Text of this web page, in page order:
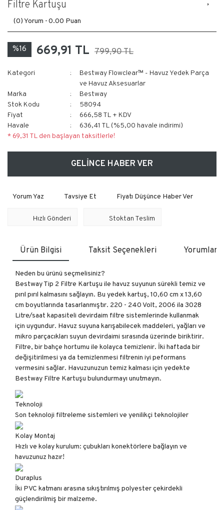
Filtre Kartuşu
(0) Yorum -0.00 Puan
%16 669,91 TL 799,90 TL
Kategori
Bestway Flowclear™ - Havuz Yedek Parça
ve Havuz Aksesuarlar
Marka
Bestway
Stok Kodu
58094
Fiyat
666,58 TL + KDV
Havale
636,41 TL (%5,00 havale indirimi)
* 69,31 TL den başlayan taksitlerle!
GELİNCE HABER VER
Yorum Yaz Tavsiye Et Fiyatı Düşünce Haber Ver
Hızlı Gönderi Stoktan Teslim
Ürün Bilgisi Taksit Seçenekleri Yorumlar
Neden bu ürünü seçmelisiniz?
Bestway Tip 2 Filtre Kartuşu ile havuz suyunun sürekli temiz ve
pırıl pırıl kalmasını sağlayın. Bu yedek kartuş, 10,60 cm x 13,60
cm boyutlarında tasarlanmıştır. 220 - 240 Volt, 2006 ila 3028
Litre/saat kapasiteli devirdaim filtre sistemlerinde kullanmak
için uygundur. Havuz suyuna karışabilecek maddeleri, yağları ve
mikro parçacıkları suyun devirdaimi sırasında üzerinde biriktirir.
Filtre, bir bahçe hortumu ile kolayca temizlenir. İki haftada bir
değişitirilmesi ya da temizlenmesi filtrenin iyi peformans
vermesini sağlar. Havuzunuzun temiz kalması için yedekte
Bestway Filtre Kartuşu bulundurmayı unutmayın.
Teknoloji
Son teknoloji filtreleme sistemleri ve yenilikçi teknolojiler
Kolay Montaj
Hızlı ve kolay kurulum: çubukları konektörlere bağlayın ve
havuzunuz hazır!
Duraplus
İki PVC katmanı arasına sıkıştırılmış polyester çekirdekli
güçlendirilmiş bir malzeme.